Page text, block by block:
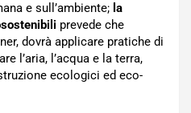
e sull’ambiente; la
prevede che
dovrà applicare pratiche di
l’aria, l’acqua e la terra,
ecologici ed eco-